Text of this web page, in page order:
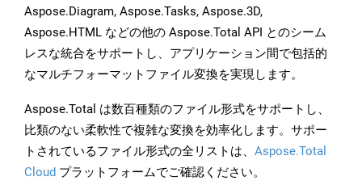
Aspose.Diagram, Aspose.Tasks, Aspose.3D,
Aspose.HTML などの他の Aspose.Total API とのシーム
レスな統合をサポートし、アプリケーション間で包括的
なマルチフォーマットファイル変換を実現します。
Aspose.Total は数百種類のファイル形式をサポートし、
比類のない柔軟性で複雑な変換を効率化します。サポー
トされているファイル形式の全リストは、 Aspose.Total
Cloud プラットフォームでご確認ください。